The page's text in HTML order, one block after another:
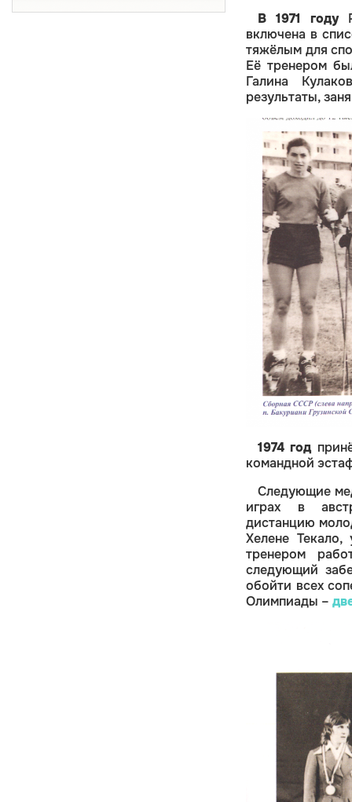
В 1971 году
включена в
тяжёлым для
Её тренером
Галина
результаты,
1974 год
командной
Следующие
играх в
дистанцию
Хелене
тренером
следующий
обойти всех
Олимпиады –